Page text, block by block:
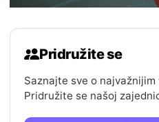
Pridružite se
Saznajte sve o
Pridružite se našoj